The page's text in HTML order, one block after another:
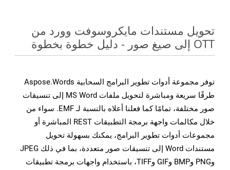
تحويل مستندات مايكروسوفت وورد من
OTT إلى صيغ صور - دليل خطوة بخطوة
توفر مجموعة أدوات تطوير البرامج السحابية Aspose.Words
طرقًا سريعة ومباشرة لتحويل ملفات MS Word إلى تنسيقات
صور مختلفة، تمامًا كما فعلنا أعلاه بالنسبة لـ EMF. سواء من
خلال مكالمات واجهة برمجة التطبيقات REST المباشرة أو
مجموعات أدوات تطوير البرامج، يمكنك بسهولة تحويل
مستندات Word إلى تنسيقات صور متعددة، بما في ذلك JPEG
وPNG وBMP وGIF وTIFF، باستخدام واجهات برمجة تطبيقات